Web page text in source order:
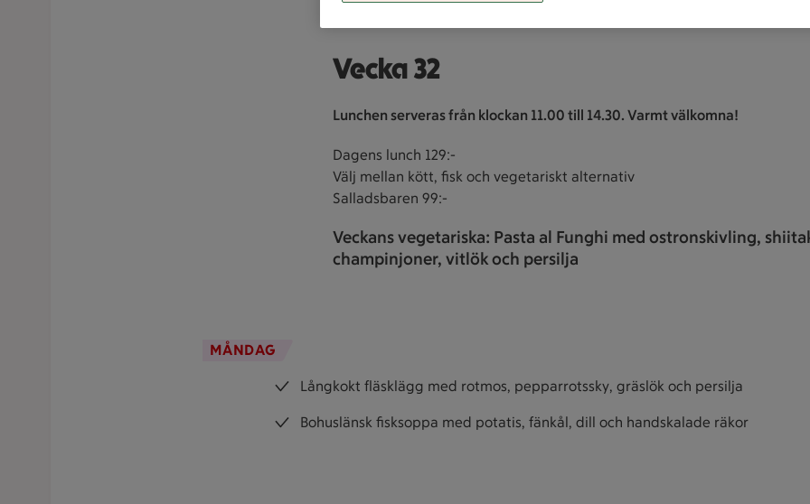
Vecka 32
Lunchen serveras från klockan 11.00 till 14.30. Varmt välkomna!
Dagens lunch 129:-
Välj mellan kött, fisk och vegetariskt alternativ
Salladsbaren 99:-
Veckans vegetariska: Pasta al Funghi med ostronskivling,
champinjoner, vitlök och persilja
MÅNDAG
Långkokt fläsklägg med rotmos, pepparrotssky, gräslök och persilja
Bohuslänsk fisksoppa med potatis, fänkål, dill och handskalade räkor